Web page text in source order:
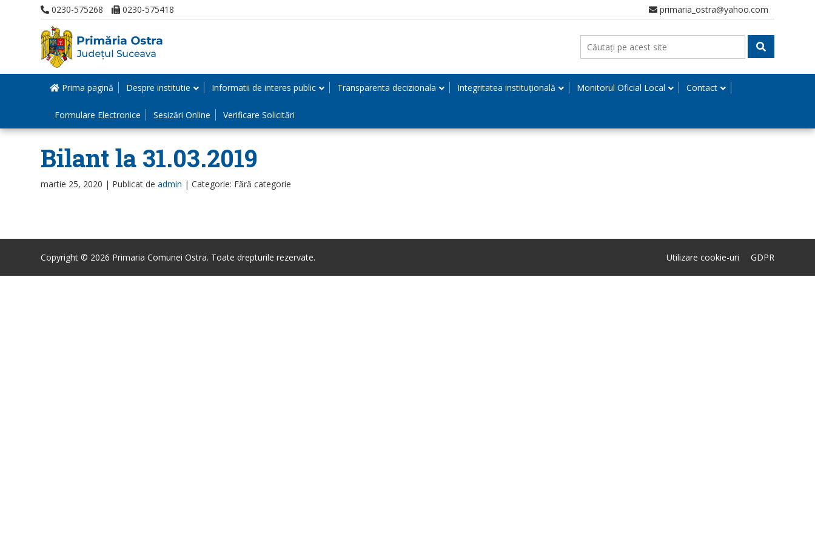
0230-575268 0230-575418 primaria_ostra@yahoo.com
Prima pagină Despre institutie Informatii de interes public Transparenta decizionala Integritatea instituțională Monitorul Oficial Local Contact
Formulare Electronice Sesizări Online Verificare Solicitări
Bilant la 31.03.2019
martie 25, 2020 | Publicat de admin | Categorie: Fără categorie
Copyright © 2026 Primaria Comunei Ostra. Toate drepturile rezervate. Utilizare cookie-uri GDPR